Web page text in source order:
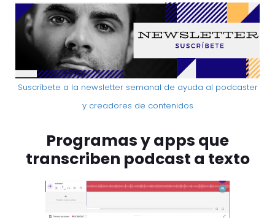
Suscríbete a la newsletter semanal de ayuda al podcaster
y creadores de contenidos
Programas y apps que
transcriben podcast a texto